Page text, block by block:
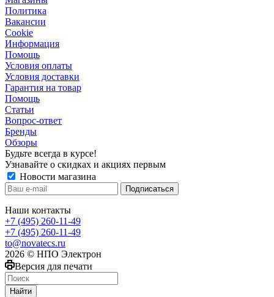
Политика
Вакансии
Сookie
Информация
Помощь
Условия оплаты
Условия доставки
Гарантия на товар
Помощь
Статьи
Вопрос-ответ
Бренды
Обзоры
Будьте всегда в курсе!
Узнавайте о скидках и акциях первым
Новости магазина
Наши контакты
+7 (495) 260-11-49
+7 (495) 260-11-49
to@novatecs.ru
2026 © НПО Электрон
Версия для печати
Найти